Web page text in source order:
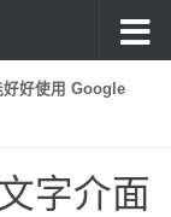
好使用 Google
字介面